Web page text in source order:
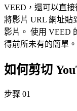
VEED，還可以直
將影片 URL 網址貼
影片。 使用 VEED
得前所未有的簡單。
如何剪切
步骤 01